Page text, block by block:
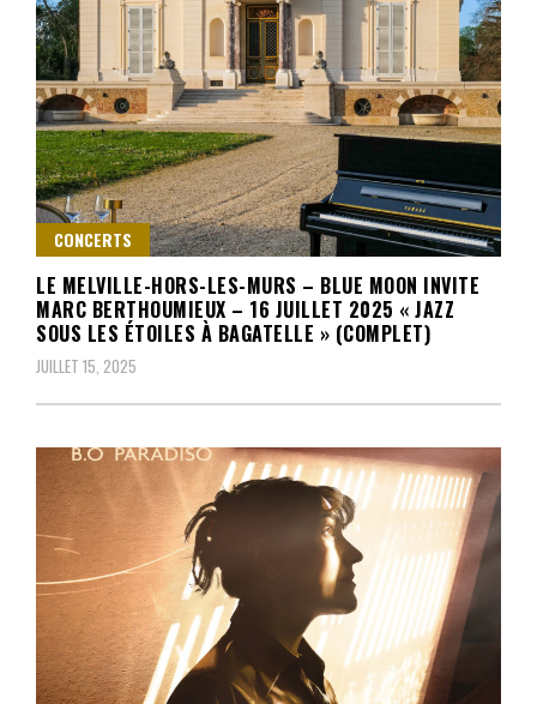
CONCERTS
LE MELVILLE-HORS-LES-MURS – BLUE MOON INVITE
MARC BERTHOUMIEUX – 16 JUILLET 2025 « JAZZ
SOUS LES ÉTOILES À BAGATELLE » (COMPLET)
JUILLET 15, 2025